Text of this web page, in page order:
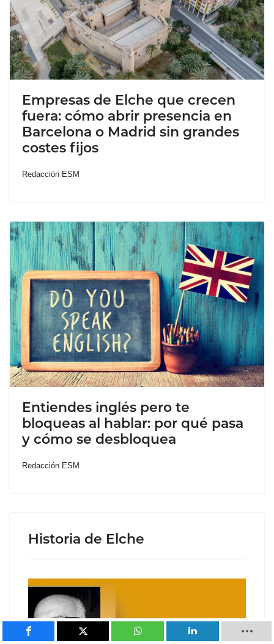
Empresas de Elche que crecen
fuera: cómo abrir presencia en
Barcelona o Madrid sin grandes
costes fijos
Redacción ESM
Entiendes inglés pero te
bloqueas al hablar: por qué pasa
y cómo se desbloquea
Redacción ESM
Historia de Elche